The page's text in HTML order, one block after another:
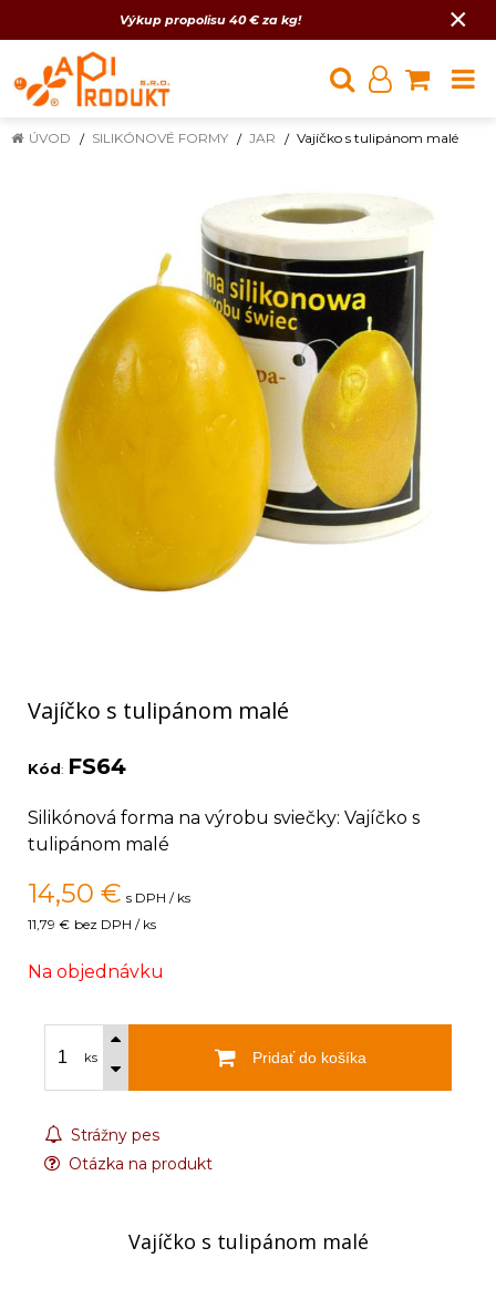
Výkup propolisu 40 € za kg! ×
ÚVOD SILIKÓNOVÉ FORMY JAR Vajíčko s tulipánom malé
Vajíčko s tulipánom malé
Kód: FS64
Silikónová forma na výrobu sviečky: Vajíčko s
tulipánom malé
14,50 € s DPH / ks
11,79 € bez DPH / ks
Na objednávku
ks Pridať do košíka
Strážny pes
Otázka na produkt
Vajíčko s tulipánom malé